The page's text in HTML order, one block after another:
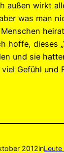
außen wirkt
was man
hoffe, dieses
und sie
Gefühl und
2012in